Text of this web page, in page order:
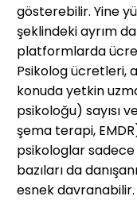
gösterebilir. Yine
şeklindeki ayrım
platformlarda
Psikolog ücretleri,
konuda yetkin
psikoloğu) sayısı
şema terapi,
psikologlar
bazıları da
esnek davranabilir.